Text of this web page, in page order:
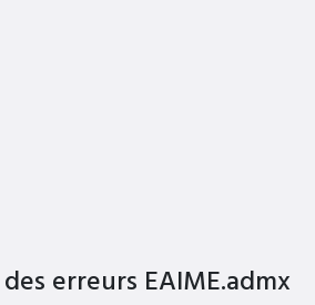
erreurs EAIME.admx